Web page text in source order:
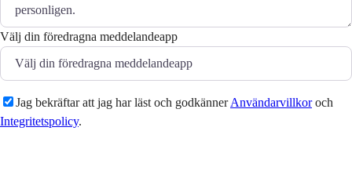
Välj din föredragna meddelandeapp
Jag bekräftar att jag har läst och godkännerAnvändarvillkoroch
Integritetspolicy.